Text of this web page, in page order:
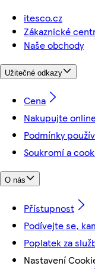
itesco.cz
Zákaznické
Naše obchody
Užitečné odkazy
Cena
Nakupujte
Podmínky
Soukromí a
O nás
Přístupnost
Podívejte se,
Poplatek za
Nastavení